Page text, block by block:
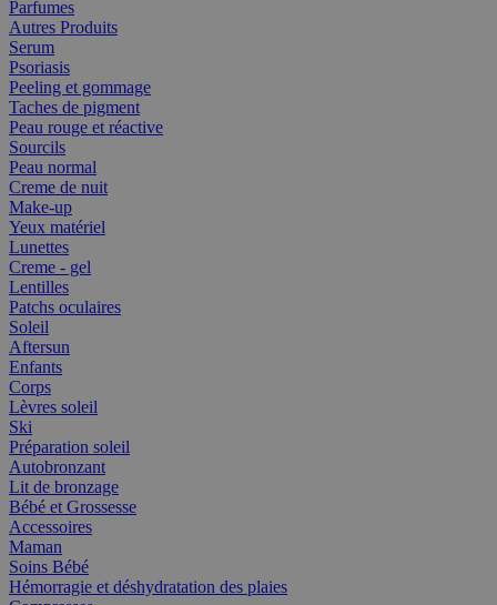
Parfumes
Autres Produits
Serum
Psoriasis
Peeling et gommage
Taches de pigment
Peau rouge et réactive
Sourcils
Peau normal
Creme de nuit
Make-up
Yeux matériel
Lunettes
Creme - gel
Lentilles
Patchs oculaires
Soleil
Aftersun
Enfants
Corps
Lèvres soleil
Ski
Préparation soleil
Autobronzant
Lit de bronzage
Bébé et Grossesse
Accessoires
Maman
Soins Bébé
Hémorragie et déshydratation des plaies